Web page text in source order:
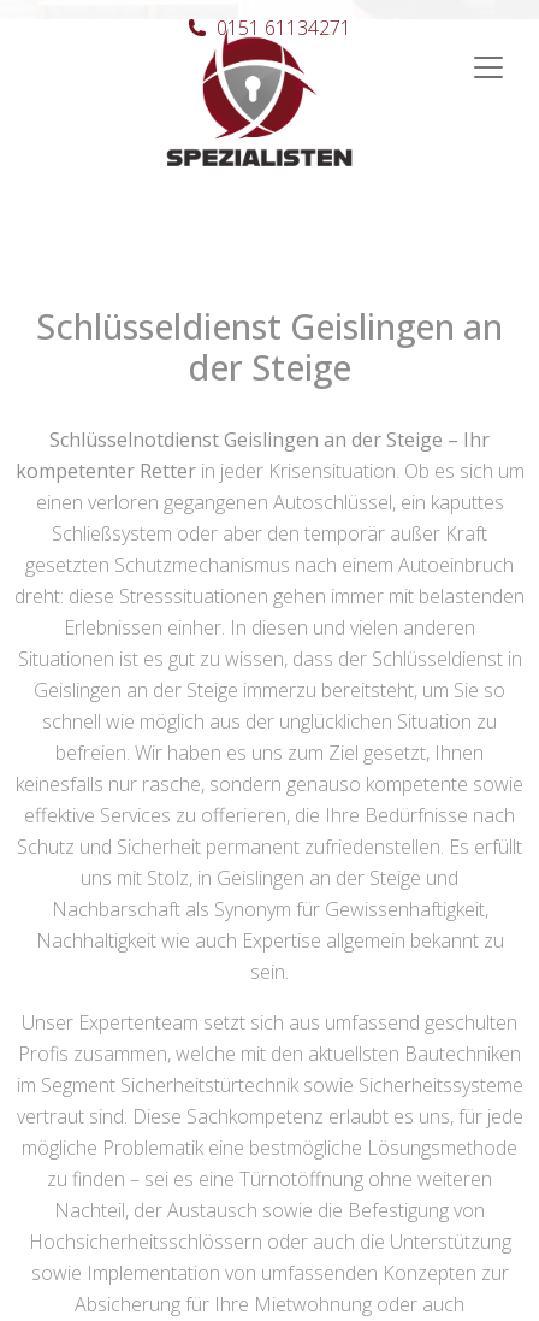
Hauptnavigation
0151 61134271
Schlüsseldienst Geislingen an
der Steige
Schlüsselnotdienst Geislingen an der Steige – Ihr
kompetenter Retterin jeder Krisensituation. Ob es sich um
einen verloren gegangenen Autoschlüssel, ein kaputtes
Schließsystem oder aber den temporär außer Kraft
gesetzten Schutzmechanismus nach einem Autoeinbruch
dreht: diese Stresssituationen gehen immer mit belastenden
Erlebnissen einher. In diesen und vielen anderen
Situationen ist es gut zu wissen, dass der Schlüsseldienst in
Geislingen an der Steige immerzu bereitsteht, um Sie so
schnell wie möglich aus der unglücklichen Situation zu
befreien. Wir haben es uns zum Ziel gesetzt, Ihnen
keinesfalls nur rasche, sondern genauso kompetente sowie
effektive Services zu offerieren, die Ihre Bedürfnisse nach
Schutz und Sicherheit permanent zufriedenstellen. Es erfüllt
uns mit Stolz, in Geislingen an der Steige und
Nachbarschaft als Synonym für Gewissenhaftigkeit,
Nachhaltigkeit wie auch Expertise allgemein bekannt zu
sein.
Unser Expertenteam setzt sich aus umfassend geschulten
Profis zusammen, welche mit den aktuellsten Bautechniken
im Segment Sicherheitstürtechnik sowie Sicherheitssysteme
vertraut sind. Diese Sachkompetenz erlaubt es uns, für jede
mögliche Problematik eine bestmögliche Lösungsmethode
zu finden – sei es eine Türnotöffnung ohne weiteren
Nachteil, der Austausch sowie die Befestigung von
Hochsicherheitsschlössern oder auch die Unterstützung
sowie Implementation von umfassenden Konzepten zur
Absicherung für Ihre Mietwohnung oder auch